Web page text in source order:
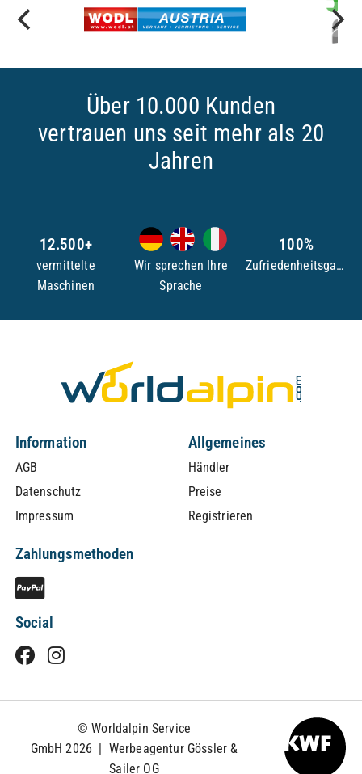
Über 10.000 Kunden
vertrauen uns seit mehr als 20
Jahren
12.500+
vermittelte
Maschinen
Wir sprechen Ihre
Sprache
100%
Zufriedenheitsgarantie
Information
AGB
Datenschutz
Impressum
Allgemeines
Händler
Preise
Registrieren
Zahlungsmethoden
Social
© Worldalpin Service
GmbH 2026 | Werbeagentur Gössler &
Sailer OG